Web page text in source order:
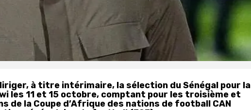
à titre intérimaire, la sélection du Sénégal pour la
les 11 et 15 octobre, comptant pour les troisième et
de la Coupe d’Afrique des nations de football CAN